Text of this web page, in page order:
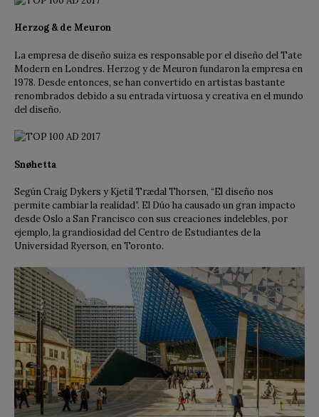
Herzog & de Meuron
La empresa de diseño suiza es responsable por el diseño del Tate
Modern en Londres. Herzog y de Meuron fundaron la empresa en
1978. Desde entonces, se han convertido en artistas bastante
renombrados debido a su entrada virtuosa y creativa en el mundo
del diseño.
Snøhetta
Según Craig Dykers y Kjetil Trædal Thorsen, “El diseño nos
permite cambiar la realidad”. El Dúo ha causado un gran impacto
desde Oslo a San Francisco con sus creaciones indelebles, por
ejemplo, la grandiosidad del Centro de Estudiantes de la
Universidad Ryerson, en Toronto.